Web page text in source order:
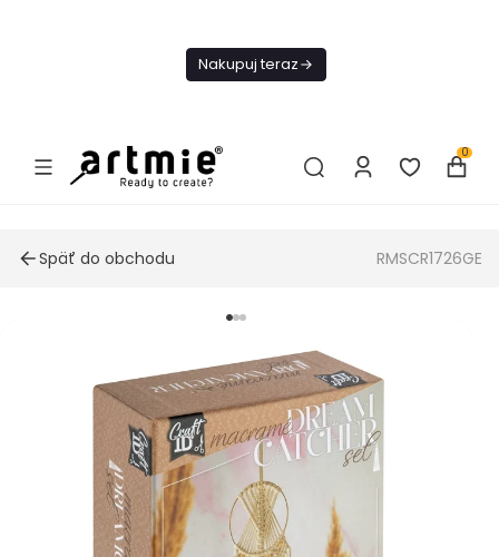
Nakupuj teraz
0
Späť do obchodu RMSCR1726GE